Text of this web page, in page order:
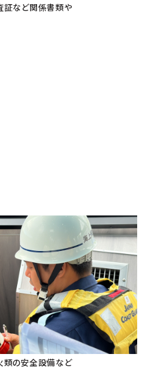
証など関係書類や
類の安全設備など